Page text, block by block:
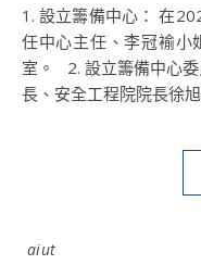
1. 設立籌備中心： 在2023年9月1日，聘請陳楊正光副教授擔
任中心主任、李冠褕小
室。 2. 設立籌備中心
長、安全工程院院長徐
aiut